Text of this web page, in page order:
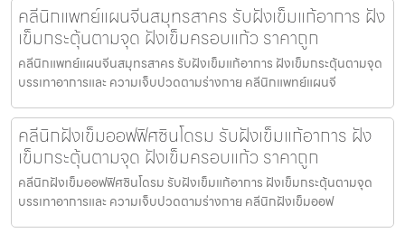
คลีนิกแพทย์แผนจีนสมุทรสาคร รับฝังเข็มแก้อาการ ฝัง
เข็มกระตุ้นตามจุด ฝังเข็มครอบแก้ว ราคาถูก
คลีนิกแพทย์แผนจีนสมุทรสาคร รับฝังเข็มแก้อาการ ฝังเข็มกระตุ้นตามจุด
บรรเทาอาการและ ความเจ็บปวดตามร่างกาย คลีนิกแพทย์แผนจี
คลีนิกฝังเข็มออฟฟิศซินโดรม รับฝังเข็มแก้อาการ ฝัง
เข็มกระตุ้นตามจุด ฝังเข็มครอบแก้ว ราคาถูก
คลีนิกฝังเข็มออฟฟิศซินโดรม รับฝังเข็มแก้อาการ ฝังเข็มกระตุ้นตามจุด
บรรเทาอาการและ ความเจ็บปวดตามร่างกาย คลีนิกฝังเข็มออฟ